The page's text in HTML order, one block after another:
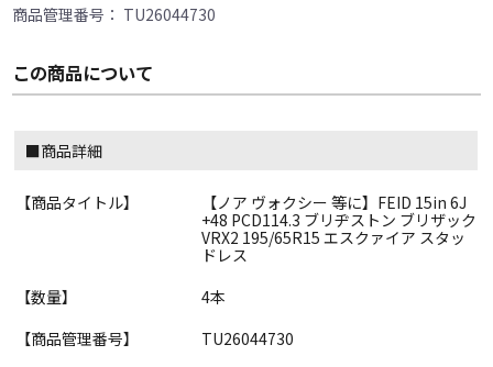
商品管理番号： TU26044730
この商品について
■商品詳細
【商品タイトル】
【ノア ヴォクシー 等に】FEID 15in 6J
+48 PCD114.3 ブリヂストン ブリザック
VRX2 195/65R15 エスクァイア スタッ
ドレス
【数量】
4本
【商品管理番号】
TU26044730